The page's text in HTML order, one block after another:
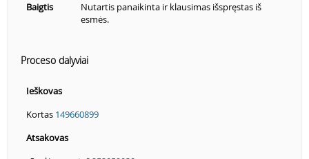
Baigtis
Nutartis panaikinta ir klausimas išspręstas iš
esmės.
Proceso dalyviai
Ieškovas
Kortas 149660899
Atsakovas